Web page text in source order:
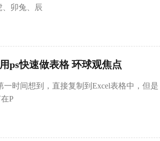
、卯兔、辰
ps快速做表格 环球观焦点
时间想到，直接复制到Excel表格中，但是
P